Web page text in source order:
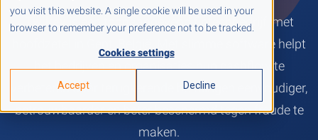
you visit this website. A single cookie will be used in your
browser to remember your preference not to be tracked.
Cookies settings
Accept Decline
Twikey
is een toonaangevend fintechbedrijf, met
hoofdzetel in Gent, België. Met slimme software helpt
het bedrijven en organisaties hun cashflow te
verbeteren door terugkerende betalingen eenvoudiger,
betrouwbaarder en beter beschermd tegen fraude te
maken.